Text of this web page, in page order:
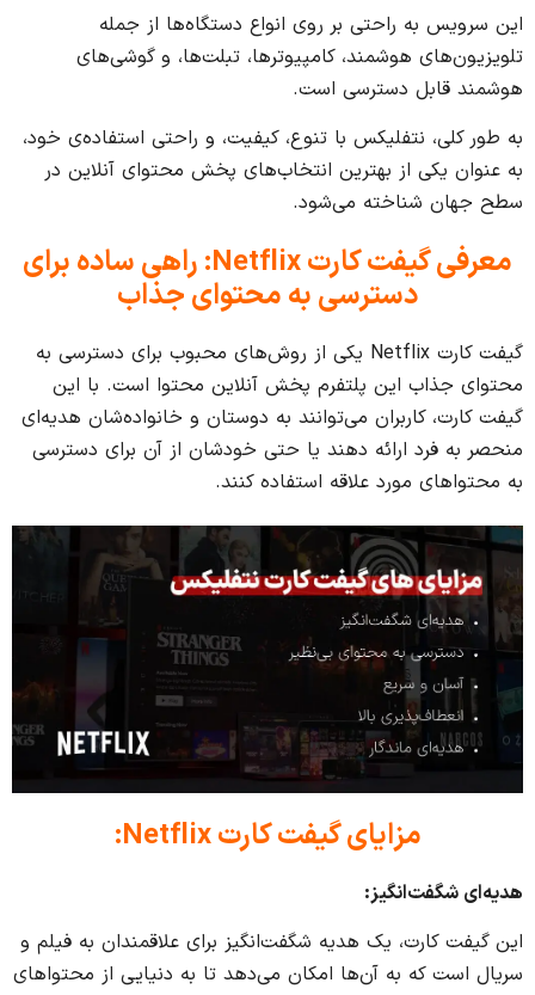
این سرویس به راحتی بر روی انواع دستگاه‌ها از جمله
تلویزیون‌های هوشمند، کامپیوترها، تبلت‌ها، و گوشی‌های
هوشمند قابل دسترسی است.
به طور کلی، نتفلیکس با تنوع، کیفیت، و راحتی استفاده‌ی خود،
به عنوان یکی از بهترین انتخاب‌های پخش محتوای آنلاین در
سطح جهان شناخته می‌شود.
معرفی گیفت کارت راهی ساده برای
دسترسی به محتوای جذاب
گیفت کارت Netflix یکی از روش‌های محبوب برای دسترسی به
محتوای جذاب این پلتفرم پخش آنلاین محتوا است. با این
گیفت کارت، کاربران می‌توانند به دوستان و خانواده‌شان هدیه‌ای
منحصر به فرد ارائه دهند یا حتی خودشان از آن برای دسترسی
به محتواهای مورد علاقه استفاده کنند.
مزایای گیفت کارتNetflix:
هدیه‌ای شگفت‌انگیز:
این گیفت کارت، یک هدیه شگفت‌انگیز برای علاقمندان به فیلم و
سریال است که به آن‌ها امکان می‌دهد تا به دنیایی از محتواهای